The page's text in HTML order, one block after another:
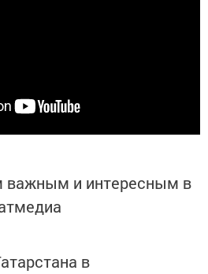
важным и интересным в
в